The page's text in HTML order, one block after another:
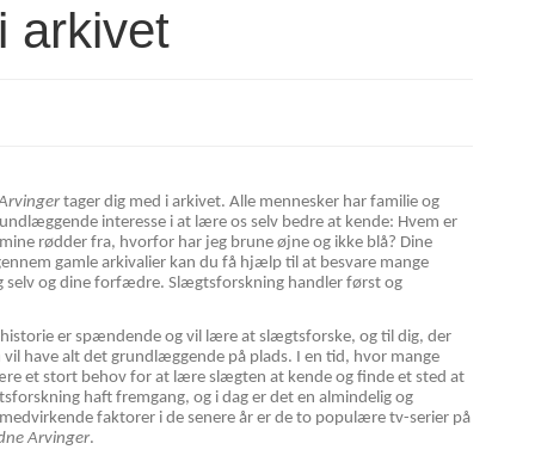
arkivet
tager dig med i arkivet. Alle mennesker har familie og
interesse i at lære os selv bedre at kende: Hvem er
rødder fra, hvorfor har jeg brune øjne og ikke blå? Dine
gamle arkivalier kan du få hjælp til at besvare mange
selv og dine forfædre. Slægtsforskning handler først og
er spændende og vil lære at slægtsforske, og til dig, der
have alt det grundlæggende på plads. I en tid, hvor mange
et stort behov for at lære slægten at kende og finde et sted at
haft fremgang, og i dag er det en almindelig og
faktorer i de senere år er de to populære tv-serier på
Arvinger.